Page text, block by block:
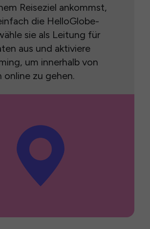
Reiseziel ankommst,
die HelloGlobe-
sie als Leitung für
aus und aktiviere
um innerhalb von
online zu gehen.